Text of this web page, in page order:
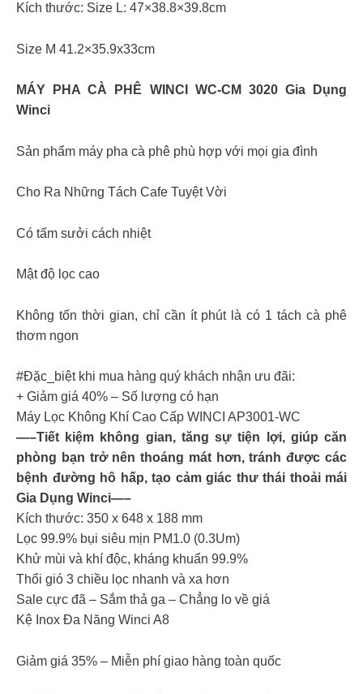
Kích thước: Size L: 47×38.8×39.8cm
Size M 41.2×35.9x33cm
MÁY PHA CÀ PHÊ WINCI WC-CM 3020 Gia Dụng
Winci
Sản phẩm máy pha cà phê phù hợp với mọi gia đình
Cho Ra Những Tách Cafe Tuyệt Vời
Có tấm sưởi cách nhiệt
Mật độ lọc cao
Không tốn thời gian, chỉ cần ít phút là có 1 tách cà phê
thơm ngon
#Đặc_biệt khi mua hàng quý khách nhận ưu đãi:
+ Giảm giá 40% – Số lượng có hạn
Máy Lọc Không Khí Cao Cấp WINCI AP3001-WC
—–Tiết kiệm không gian, tăng sự tiện lợi, giúp căn
phòng bạn trở nên thoáng mát hơn, tránh được các
bệnh đường hô hấp, tạo cảm giác thư thái thoải mái
Gia Dụng Winci—–
Kích thước: 350 x 648 x 188 mm
Lọc 99.9% bụi siêu mịn PM1.0 (0.3Um)
Khử mùi và khí độc, kháng khuẩn 99.9%
Thổi gió 3 chiều lọc nhanh và xa hơn
Sale cực đã – Sắm thả ga – Chẳng lo về giá
Kệ Inox Đa Năng Winci A8
Giảm giá 35% – Miễn phí giao hàng toàn quốc